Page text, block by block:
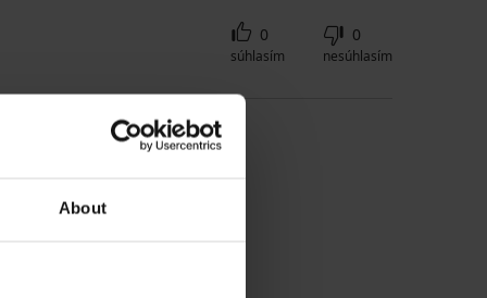
About
0
súhlasím
0
nesúhlasím